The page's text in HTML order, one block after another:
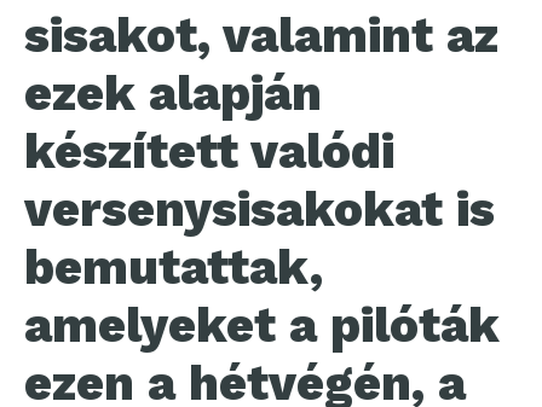
sisakot, valamint az
ezek alapján
készített valódi
versenysisakokat is
bemutattak,
amelyeket a pilóták
ezen a hétvégén, a